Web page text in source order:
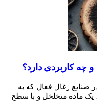
چه کاربردی دارد؟
صنایع زغال فعال که به
یک ماده متخلخل و با سطح